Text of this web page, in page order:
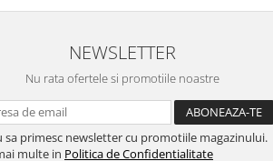
NEWSLETTER
Nu rata ofertele si promotiile noastre
sa primesc newsletter cu promotiile magazinului.
multe in Politica de Confidentialitate